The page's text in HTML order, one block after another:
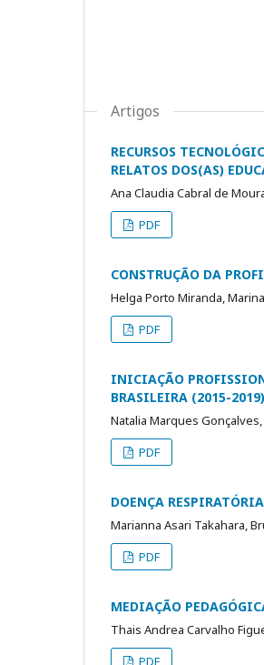
Artigos
RECURSOS
RELATOS DOS(AS)
Ana Claudia Cabral de
PDF
CONSTRUÇÃO DA
Helga Porto Miranda,
PDF
INICIAÇÃO
BRASILEIRA (2015-2019)
Natalia Marques
PDF
DOENÇA
Marianna Asari Takahara,
PDF
MEDIAÇÃO
Thais Andrea Carvalho
PDF